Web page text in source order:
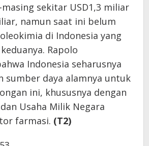
sekitar USD1,3 miliar
namun saat ini belum
di Indonesia yang
Rapolo
Indonesia seharusnya
sumber daya alamnya untuk
ini, khususnya dengan
Usaha Milik Negara
farmasi. (T2)